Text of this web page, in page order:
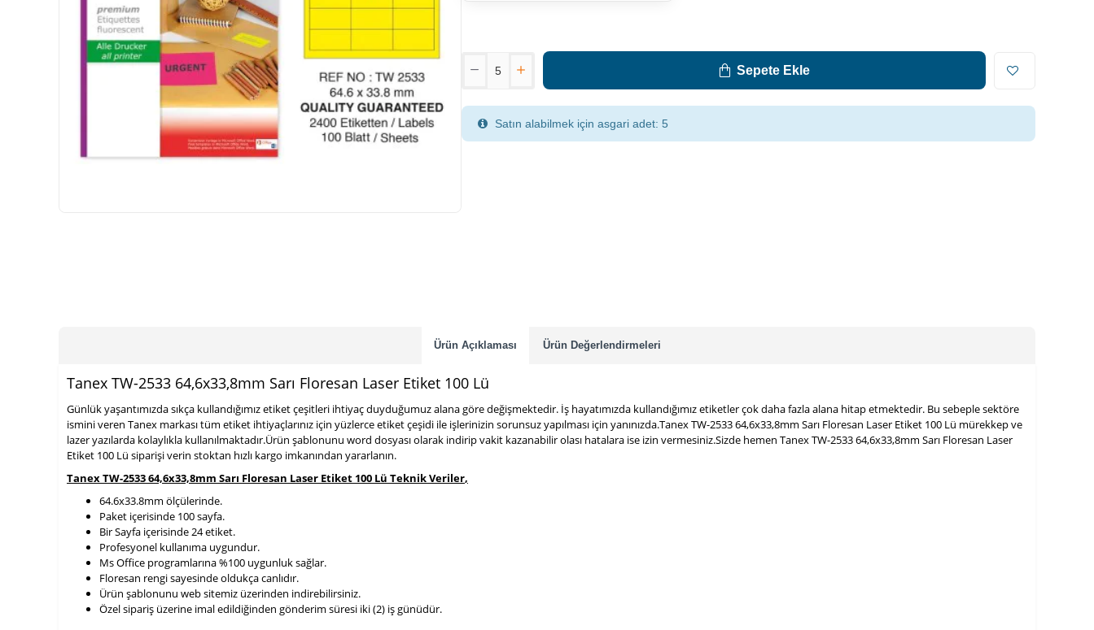
900 TL Üzeri Kargo Ücretsiz
Sepete Ekle
Satın alabilmek için asgari adet: 5
Ürün Açıklaması Ürün Değerlendirmeleri
Tanex TW-2533 64,6x33,8mm Sarı Floresan Laser Etiket 100 Lü
Günlük yaşantımızda sıkça kullandığımız etiket çeşitleri ihtiyaç duyduğumuz alana göre değişmektedir. İş hayatımızda kullandığımız etiketler çok daha fazla alana hitap etmektedir. Bu sebeple sektöre
ismini veren Tanex markası tüm etiket ihtiyaçlarınız için yüzlerce etiket çeşidi ile işlerinizin sorunsuz yapılması için yanınızda.Tanex TW-2533 64,6x33,8mm Sarı Floresan Laser Etiket 100 Lü mürekkep ve
lazer yazılarda kolaylıkla kullanılmaktadır.Ürün şablonunu word dosyası olarak indirip vakit kazanabilir olası hatalara ise izin vermesiniz.Sizde hemen Tanex TW-2533 64,6x33,8mm Sarı Floresan Laser
Etiket 100 Lü siparişi verin stoktan hızlı kargo imkanından yararlanın.
Tanex TW-2533 64,6x33,8mm Sarı Floresan Laser Etiket 100 Lü Teknik Veriler,
64.6x33.8mm ölçülerinde.
Paket içerisinde 100 sayfa.
Bir Sayfa içerisinde 24 etiket.
Profesyonel kullanıma uygundur.
Ms Office programlarına %100 uygunluk sağlar.
Floresan rengi sayesinde oldukça canlıdır.
Ürün şablonunu web sitemiz üzerinden indirebilirsiniz.
Özel sipariş üzerine imal edildiğinden gönderim süresi iki (2) iş günüdür.